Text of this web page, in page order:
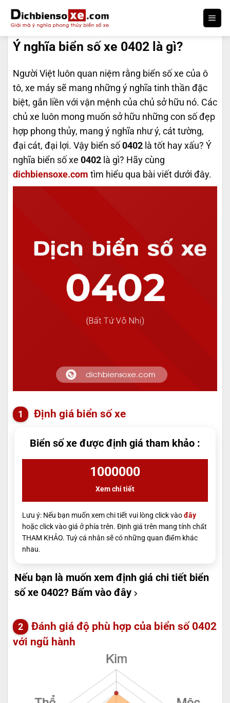
qua
nội
dungÝ nghĩa biển số xe 0402 là gì?
Người Việt luôn quan niệm rằng biển số xe của ô
tô, xe máy sẽ mang những ý nghĩa tinh thần đặc
biệt, gắn liền với vận mệnh của chủ sở hữu nó. Các
chủ xe luôn mong muốn sở hữu những con số đẹp
hợp phong thủy, mang ý nghĩa như ý, cát tường,
đại cát, đại lợi. Vậy biển số 0402 là tốt hay xấu? Ý
nghĩa biển số xe 0402 là gì? Hãy cùng
dichbiensoxe.com tìm hiểu qua bài viết dưới đây.
Định giá biển số xe
Biển số xe được định giá tham khảo :
1000000
Xem chi tiết
Lưu ý: Nếu bạn muốn xem chi tiết vui lòng click vàođây
hoặc click vào giá ở phía trên. Định giá trên mang tính chất
THAM KHẢO. Tuỳ cá nhân sẽ có những quan điểm khác
nhau.
Nếu bạn là muốn xem định giá chi tiết biển
số xe 0402? Bấm vào đây
Đánh giá độ phù hợp của biển số 0402
với ngũ hành